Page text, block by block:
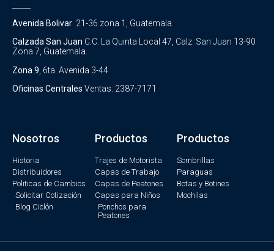
Avenida Bolivar 21-36 zona 1, Guatemala.
Calzada San Juan C.C. La Quinta Local 47, Calz. San Juan 13-90
Zona 7, Guatemala.
Zona 9 , 6ta. Avenida 3-44
Oficinas Centrales Ventas: 2387-7171
Nosotros
Historia
Distribuidores
Politicas de Cambios
Solicitar Cotización
Blog Ciclón
Productos
Trajes de Motorista
Capas de Trabajo
Capas de Peatones
Capas para Niños
Ponchos para
Peatones
Productos
Sombrillas
Paraguas
Botas y Botines
Mochilas